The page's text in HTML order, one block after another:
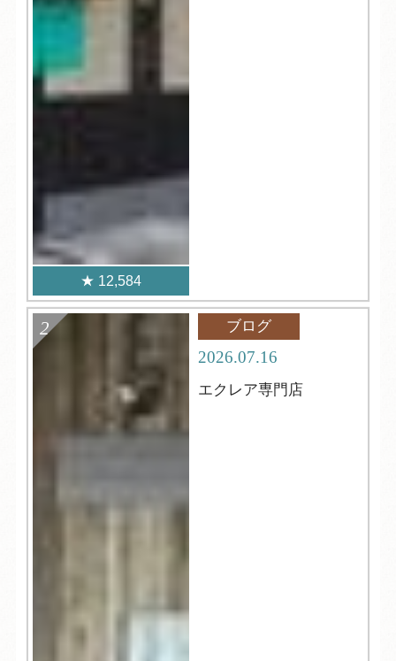
12,584
ブログ
2026.07.16
エクレア専門店